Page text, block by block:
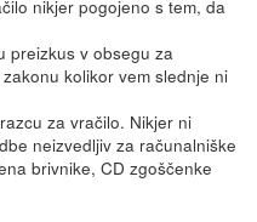
nikjer pogojeno s tem, da
preizkus v obsegu za
kolikor vem slednje ni
za vračilo. Nikjer ni
neizvedljiv za računalniške
brivnike, CD zgoščenke